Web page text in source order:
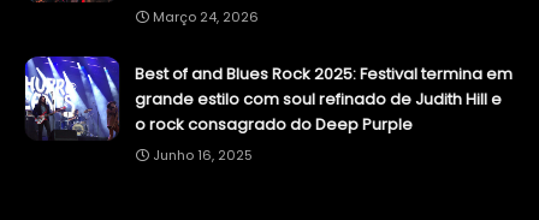
Março 24, 2026
Best of and Blues Rock 2025: Festival termina em
grande estilo com soul refinado de Judith Hill e
o rock consagrado do Deep Purple
Junho 16, 2025